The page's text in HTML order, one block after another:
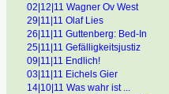
02|12|11 Wagner Ov West
29|11|11 Olaf Lies
26|11|11 Guttenberg: Bed-In
25|11|11 Gefälligkeitsjustiz
09|11|11 Endlich!
03|11|11 Eichels Gier
14|10|11 Was wahr ist ...